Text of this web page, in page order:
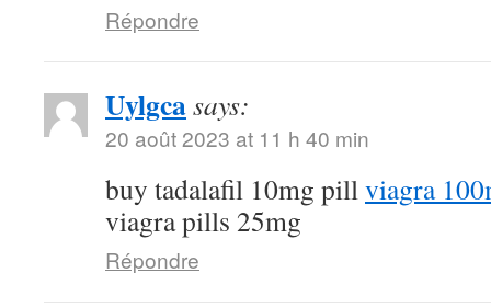
Répondre
Uylgcasays:
20 août 2023 at 11 h 40 min
buy tadalafil 10mg pillviagra
viagra pills 25mg
Répondre